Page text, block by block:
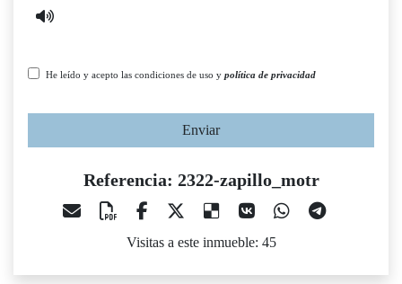
He leído y acepto las condiciones de uso y política de privacidad
Enviar
Referencia: 2322-zapillo_motr
Visitas a este inmueble: 45